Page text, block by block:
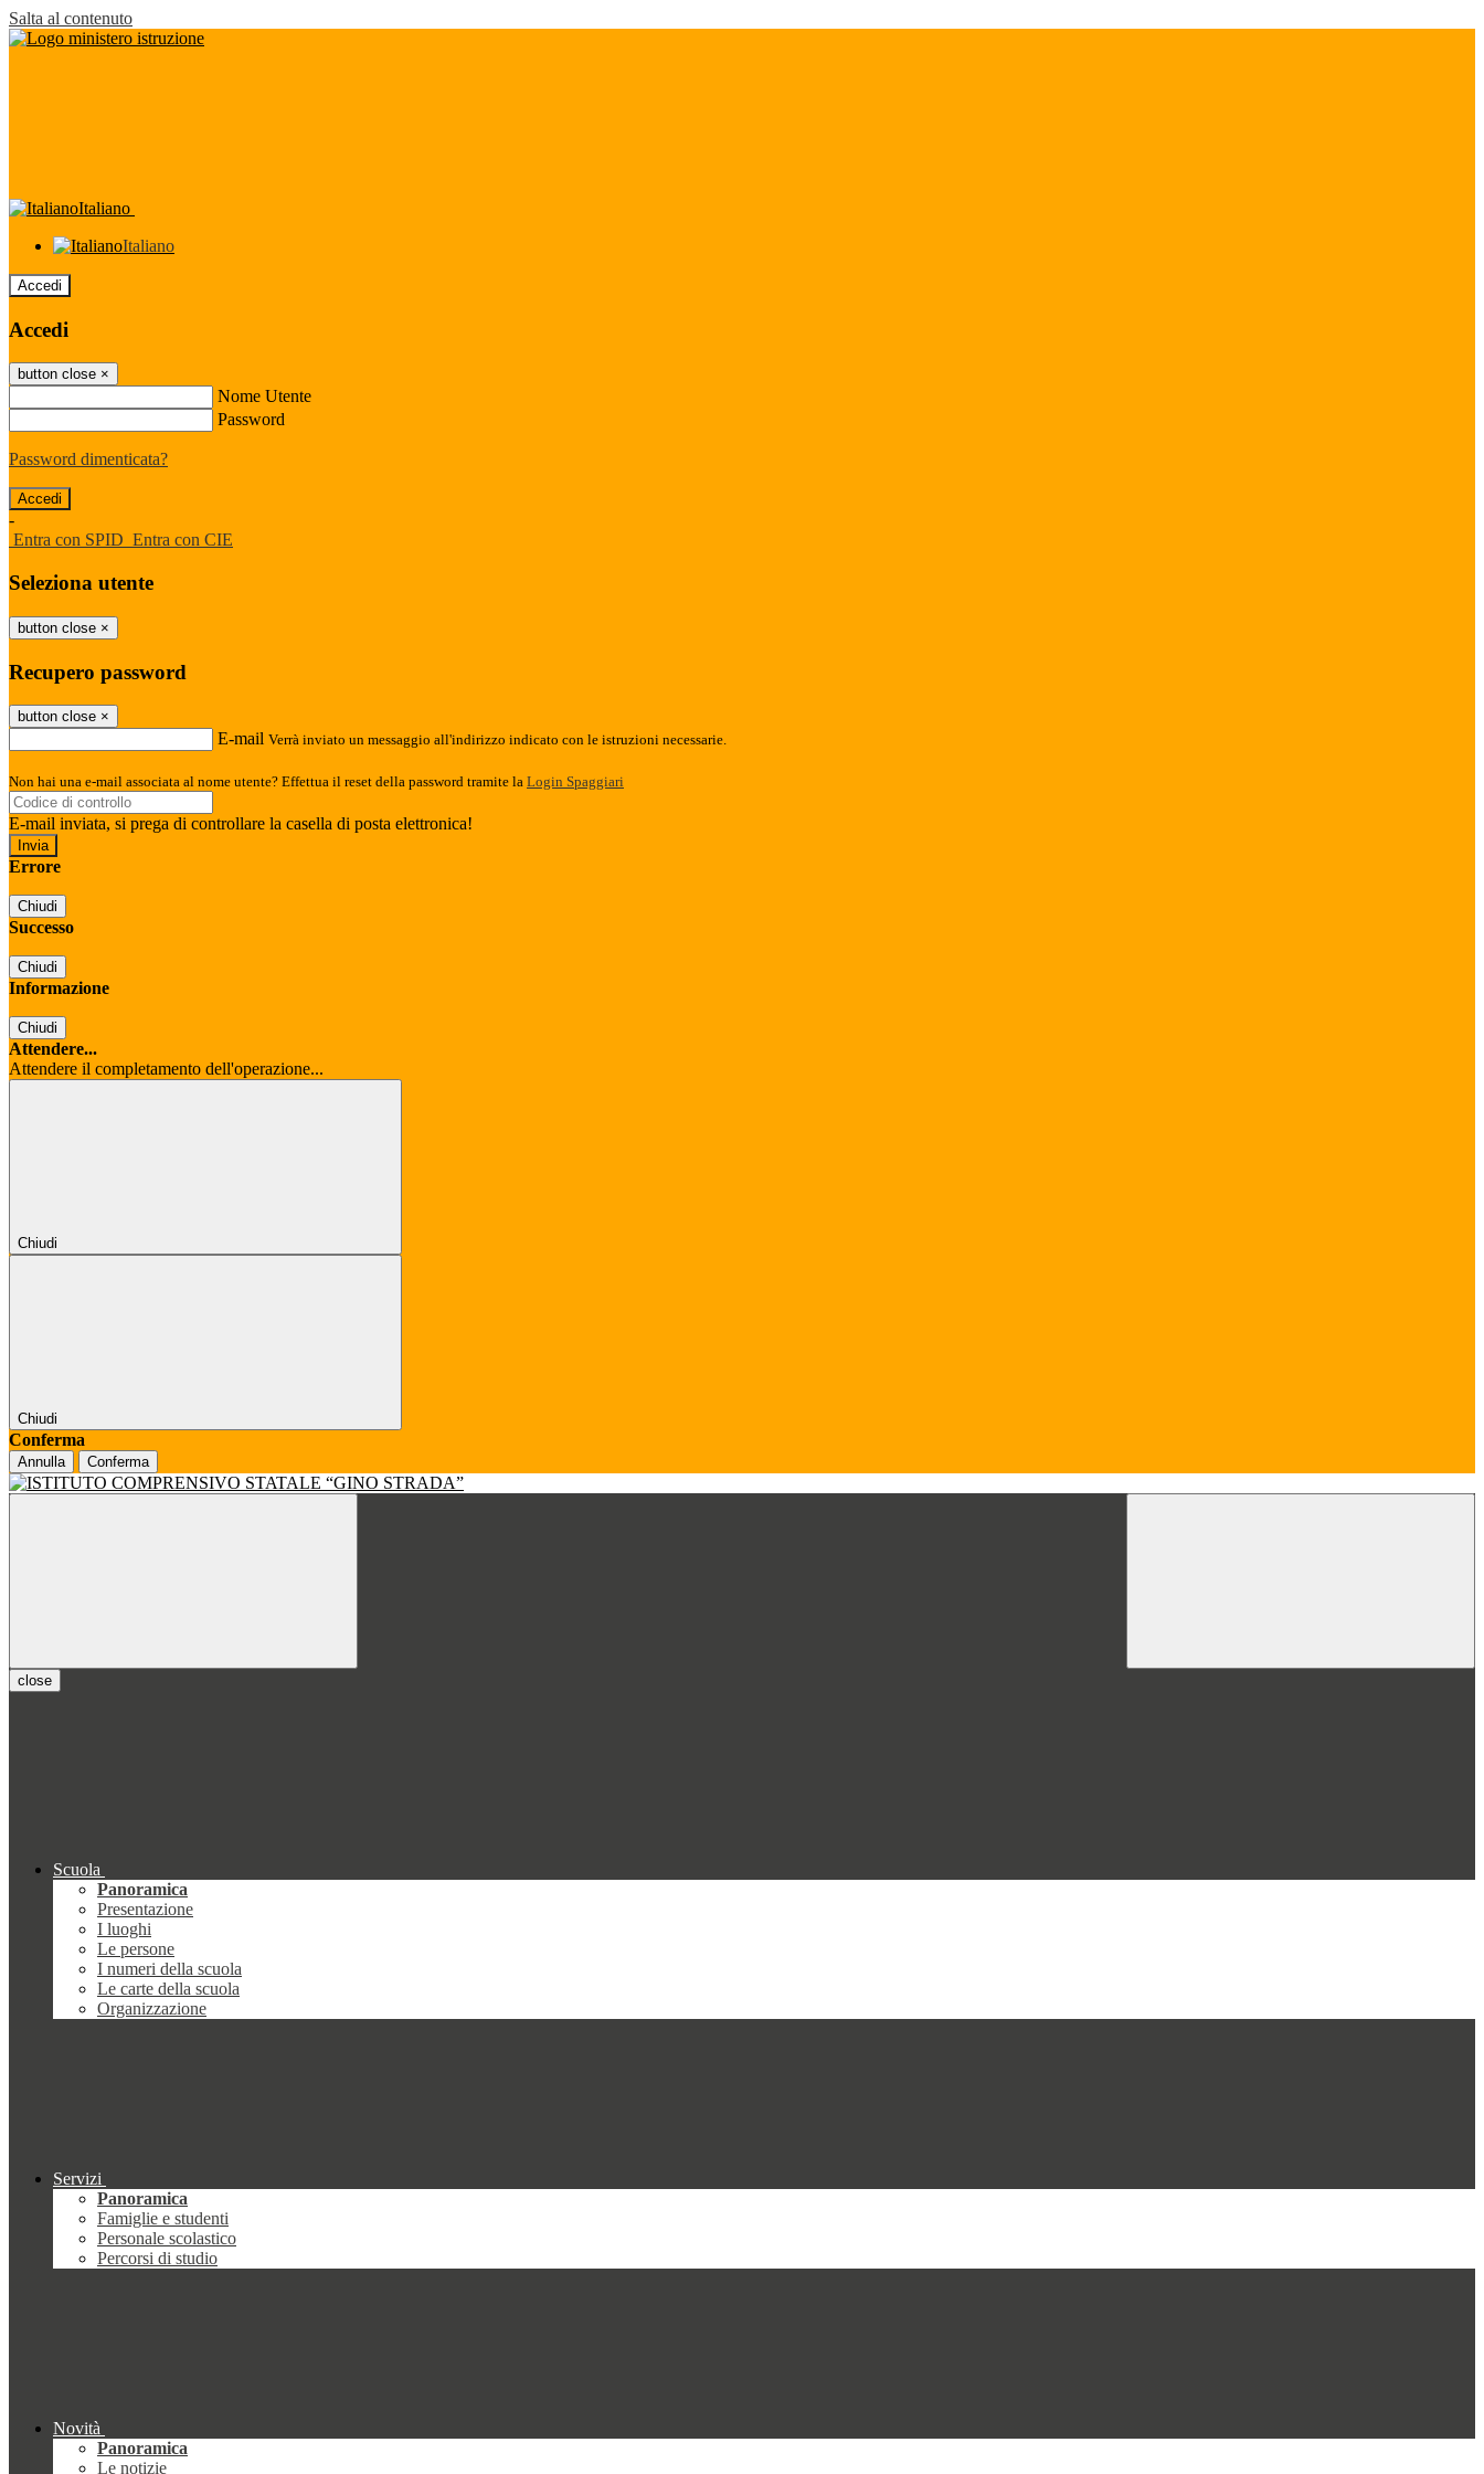
Salta al contenuto
Italiano
Italiano
Accedi
Accedi
button close ×
Nome Utente
Password
Password dimenticata?
-
Entra con SPID Entra con CIE
Seleziona utente
button close ×
Recupero password
button close ×
E-mail Verrà inviato un messaggio all'indirizzo indicato con le istruzioni necessarie.
Non hai una e-mail associata al nome utente? Effettua il reset della password tramite la Login Spaggiari
E-mail inviata, si prega di controllare la casella di posta elettronica!
Errore
Chiudi
Successo
Chiudi
Informazione
Chiudi
Attendere...
Attendere il completamento dell'operazione...
Chiudi
Chiudi
Conferma
Annulla Conferma
close
Scuola
Panoramica
Presentazione
I luoghi
Le persone
I numeri della scuola
Le carte della scuola
Organizzazione
Servizi
Panoramica
Famiglie e studenti
Personale scolastico
Percorsi di studio
Novità
Panoramica
Le notizie